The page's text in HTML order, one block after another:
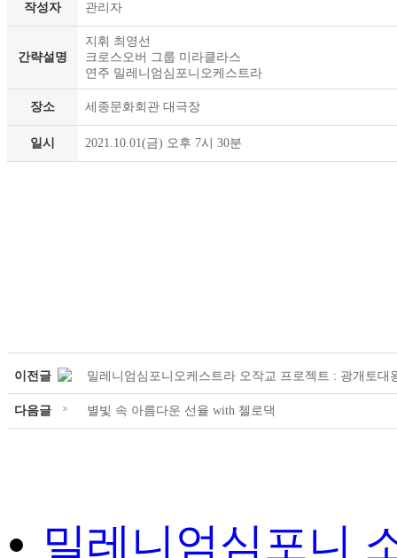
작성자 관리자
간략설명
지휘 최영선
크로스오버 그룹 미라클라스
연주 밀레니엄심포니오케스트라
장소 세종문화회관 대극장
일시 2021.10.01(금) 오후 7시 30분
이전글 밀레니엄심포니오케스트라 오작교 프로젝트 : 광개토대
다음글 별빛 속 아름다운 선율 with 첼로댁
밀레니엄심포니